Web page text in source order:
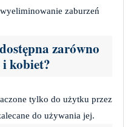
zaburzeń
zarówno
kobiet?
tylko do użytku przez
do używania jej.